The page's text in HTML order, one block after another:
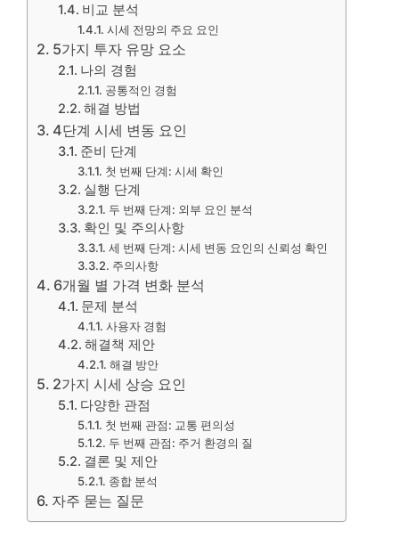
비교 분석
시세 전망의 주요 요인
5가지 투자 유망 요소
나의 경험
공통적인 경험
해결 방법
4단계 시세 변동 요인
준비 단계
첫 번째 단계: 시세 확인
실행 단계
두 번째 단계: 외부 요인 분석
확인 및 주의사항
세 번째 단계: 시세 변동 요인의 신뢰성 확인
주의사항
6개월 별 가격 변화 분석
문제 분석
사용자 경험
해결책 제안
해결 방안
2가지 시세 상승 요인
다양한 관점
첫 번째 관점: 교통 편의성
두 번째 관점: 주거 환경의 질
결론 및 제안
종합 분석
자주 묻는 질문